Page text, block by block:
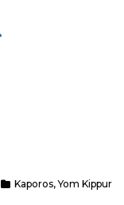
Kaporos,Yom Kippur